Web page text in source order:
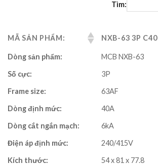
Tìm:
MÃ SẢN PHẨM: NXB-63 3P C40
Dòng sản phẩm:
MCB NXB-63
Số cực:
3P
Frame size:
63AF
Dòng định mức:
40A
Dòng cắt ngắn mạch:
6kA
Điện áp định mức:
240/415V
Kích thước:
54 x 81 x 77.8